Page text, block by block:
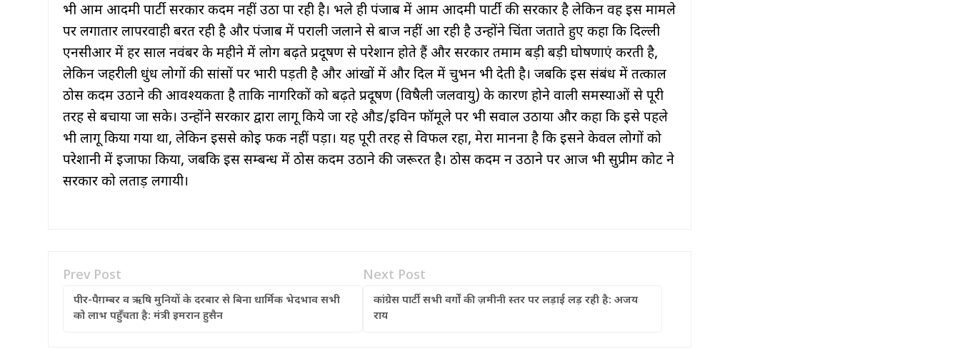
भी आम आदमी पार्टी सरकार कदम नहीं उठा पा रही है। भले ही पंजाब में आम आदमी पार्टी की सरकार है लेकिन वह इस मामले
पर लगातार लापरवाही बरत रही है और पंजाब में पराली जलाने से बाज नहीं आ रही है उन्होंने चिंता जताते हुए कहा कि दिल्ली
एनसीआर में हर साल नवंबर के महीने में लोग बढ़ते प्रदूषण से परेशान होते हैं और सरकार तमाम बड़ी बड़ी घोषणाएं करती है,
लेकिन जहरीली धुंध लोगों की सांसों पर भारी पड़ती है और आंखों में और दिल में चुभन भी देती है। जबकि इस संबंध में तत्काल
ठोस कदम उठाने की आवश्यकता है ताकि नागरिकों को बढ़ते प्रदूषण (विषैली जलवायु) के कारण होने वाली समस्याओं से पूरी
तरह से बचाया जा सके। उन्होंने सरकार द्वारा लागू किये जा रहे औड/इविन फॉर्मूले पर भी सवाल उठाया और कहा कि इसे पहले
भी लागू किया गया था, लेकिन इससे कोई फर्क नहीं पड़ा। यह पूरी तरह से विफल रहा, मेरा मानना ​​है कि इसने केवल लोगों को
परेशानी में इजाफा किया, जबकि इस सम्बन्ध में ठोस कदम उठाने की जरूरत है। ठोस कदम न उठाने पर आज भी सुप्रीम कोर्ट ने
सरकार को लताड़ लगायी।
Prev Post
पीर-पैग़म्बर व ऋषि मुनियों के दरबार से बिना धार्मिक भेदभाव सभी
को लाभ पहुँचता है: मंत्री इमरान हुसैन
Next Post
कांग्रेस पार्टी सभी वर्गों की ज़मीनी स्तर पर लड़ाई लड़ रही है: अजय
राय